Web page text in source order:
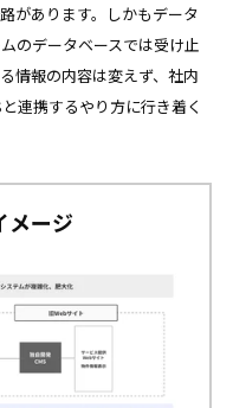
があります。しかもデータ
のデータベースでは受け止
情報の内容は変えず、社内
連携するやり方に行き着く
ージ